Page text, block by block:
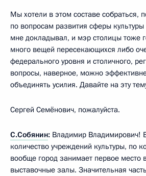
Мы хотели в этом составе собраться,
по вопросам развития сферы
мне докладывал, и мэр столицы тоже
много вещей пересекающихся либо
федерального уровня и столичного,
вопросы, наверное, можно
объединять усилия. Давайте на эту
Сергей Семёнович, пожалуйста.
С.Собянин: Владимир Владимирович!
количество учреждений культуры, по
вообще город занимает первое место
выставочные залы. Значительная